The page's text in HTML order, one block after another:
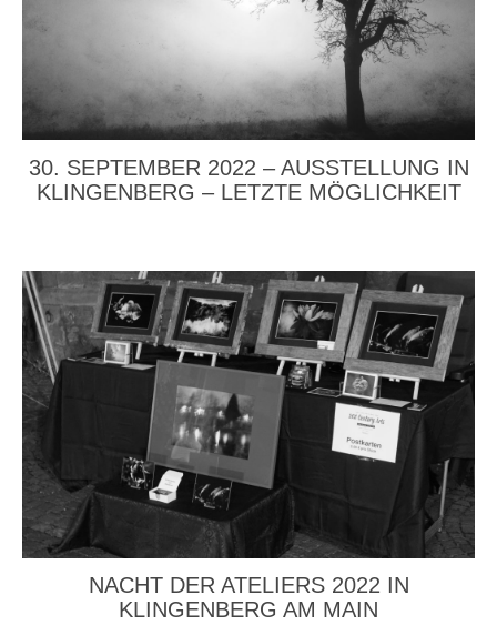
30. SEPTEMBER 2022 – AUSSTELLUNG IN
KLINGENBERG – LETZTE MÖGLICHKEIT
NACHT DER ATELIERS 2022 IN
KLINGENBERG AM MAIN